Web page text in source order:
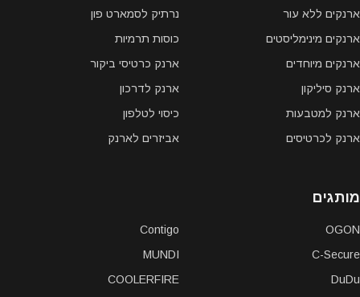
ארנקים ללא עור
ארנקים מינימליסטים
ארנקים מיוחדים
ארנק סיליקון
ארנק למטבעות
ארנק לכרטיסים
נרתיק לסמארט פון
כוסות תרמיות
ארנק כרטיסי ביקור
ארנק לדרכון
כיסוי לטלפון
אביזרים לארנק
מותגים
OGON
C-Secure
DuDu
Contigo
MUNDI
COOLERFIRE